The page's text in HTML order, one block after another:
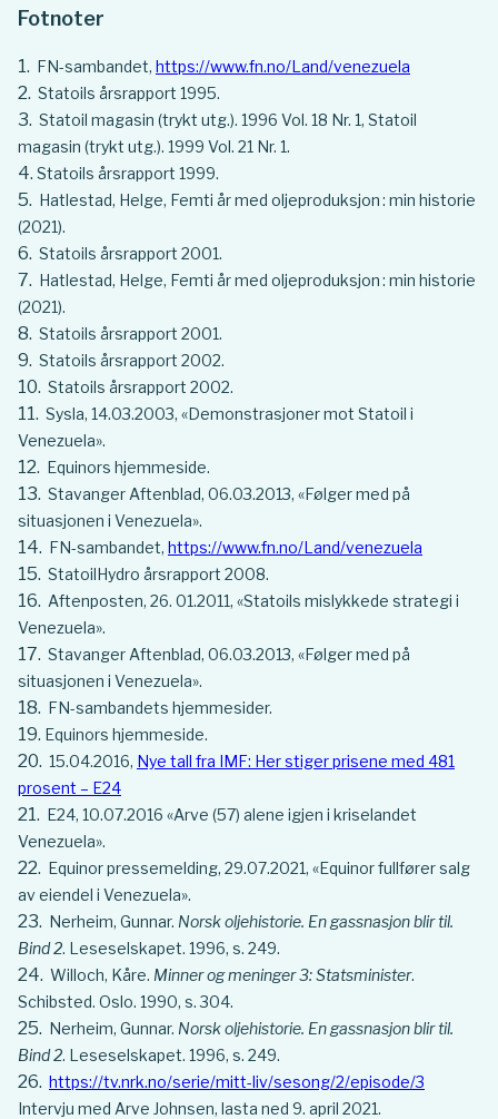
Fotnoter
FN-sambandet, https://www.fn.no/Land/venezuela
Statoils årsrapport 1995.
Statoil magasin (trykt utg.). 1996 Vol. 18 Nr. 1, Statoil
magasin (trykt utg.). 1999 Vol. 21 Nr. 1.
Statoils årsrapport 1999.
Hatlestad, Helge, Femti år med oljeproduksjon : min historie
(2021).
Statoils årsrapport 2001.
Hatlestad, Helge, Femti år med oljeproduksjon : min historie
(2021).
Statoils årsrapport 2001.
Statoils årsrapport 2002.
Statoils årsrapport 2002.
Sysla, 14.03.2003, «Demonstrasjoner mot Statoil i
Venezuela».
Equinors hjemmeside.
Stavanger Aftenblad, 06.03.2013, «Følger med på
situasjonen i Venezuela».
FN-sambandet, https://www.fn.no/Land/venezuela
StatoilHydro årsrapport 2008.
Aftenposten, 26. 01.2011, «Statoils mislykkede strategi i
Venezuela».
Stavanger Aftenblad, 06.03.2013, «Følger med på
situasjonen i Venezuela».
FN-sambandets hjemmesider.
Equinors hjemmeside.
15.04.2016, Nye tall fra IMF: Her stiger prisene med 481
prosent – E24
E24, 10.07.2016 «Arve (57) alene igjen i kriselandet
Venezuela».
Equinor pressemelding, 29.07.2021, «Equinor fullfører salg
av eiendel i Venezuela».
Nerheim, Gunnar. Norsk oljehistorie. En gassnasjon blir til.
Bind 2. Leseselskapet. 1996, s. 249.
Willoch, Kåre. Minner og meninger 3: Statsminister.
Schibsted. Oslo. 1990, s. 304.
Nerheim, Gunnar. Norsk oljehistorie. En gassnasjon blir til.
Bind 2. Leseselskapet. 1996, s. 249.
https://tv.nrk.no/serie/mitt-liv/sesong/2/episode/3
Intervju med Arve Johnsen, lasta ned 9. april 2021.